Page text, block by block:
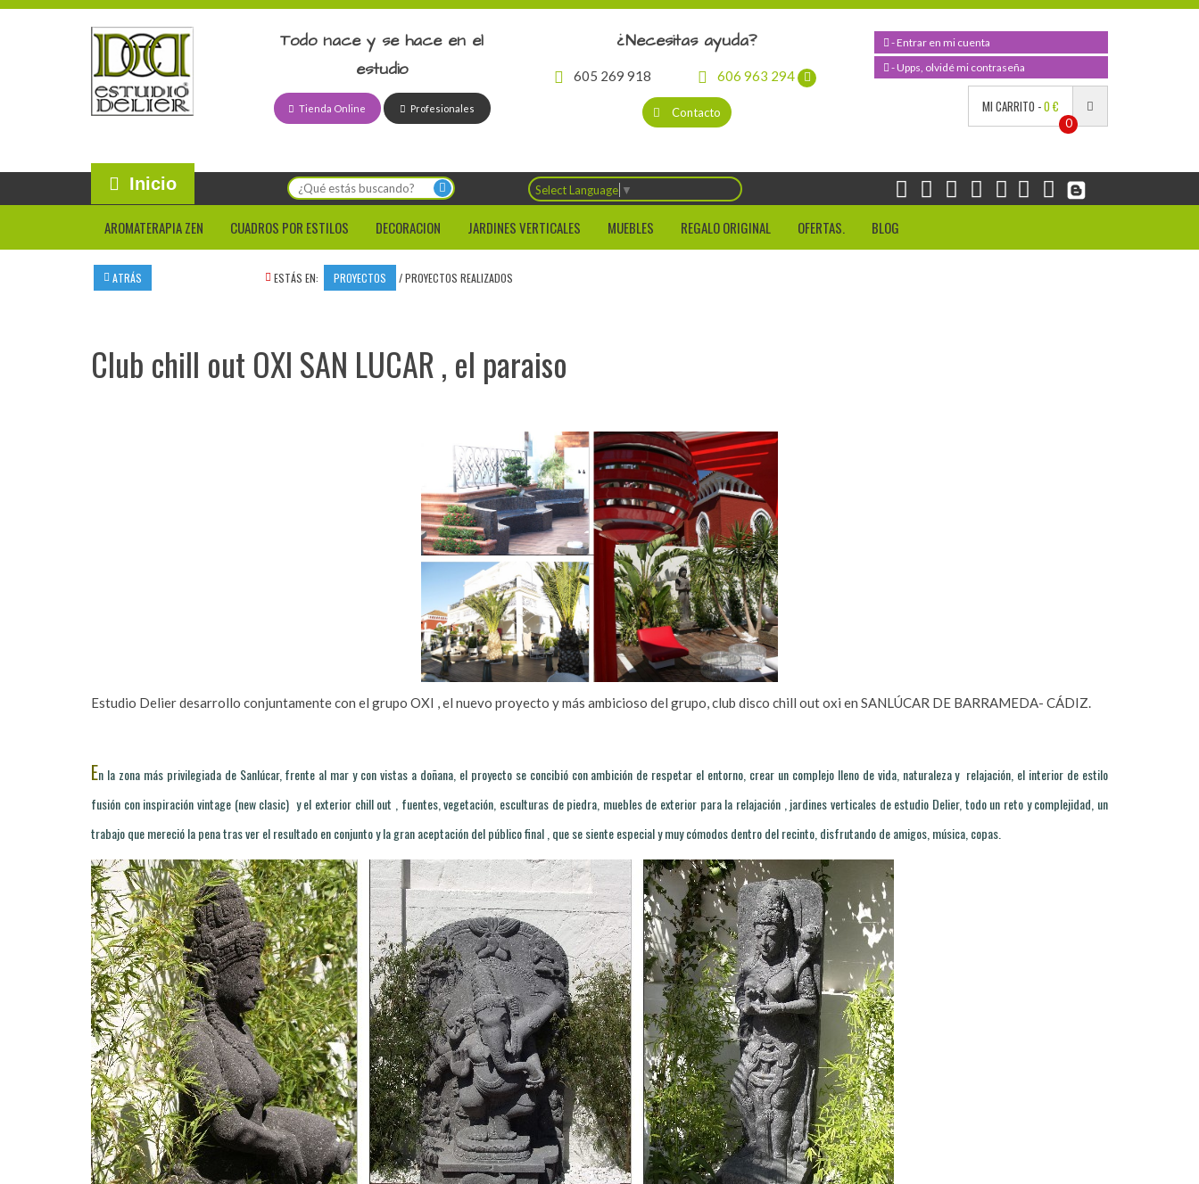
Todo nace y se hace en el
estudio
Tienda Online Profesionales
¿Necesitas ayuda?
605 269 918 606 963 294
Contacto
- Entrar en mi cuenta
- Upps, olvidé mi contraseña
MI CARRITO -0 €
0
Inicio Select Language ▼
AROMATERAPIA ZEN CUADROS POR ESTILOS DECORACION JARDINES VERTICALES MUEBLES REGALO ORIGINAL OFERTAS. BLOG
ATRÁS ESTÁS EN: PROYECTOS /PROYECTOS REALIZADOS
Club chill out OXI SAN LUCAR , el paraiso
Estudio Delier desarrollo conjuntamente con el grupo OXI , el nuevo proyecto y más ambicioso del grupo, club disco chill out oxi en SANLÚCAR DE BARRAMEDA- CÁDIZ.
En la zona más privilegiada de Sanlúcar, frente al mar y con vistas a doñana, el proyecto se concibió con ambición de respetar el entorno, crear un complejo lleno de vida, naturaleza y relajación, el interior de estilo
fusión con inspiración vintage (new clasic) y el exterior chill out , fuentes, vegetación, esculturas de piedra, muebles de exterior para la relajación , jardines verticales de estudio Delier, todo un reto y complejidad, un
trabajo que mereció la pena tras ver el resultado en conjunto y la gran aceptación del público final , que se siente especial y muy cómodos dentro del recinto, disfrutando de amigos, música, copas.